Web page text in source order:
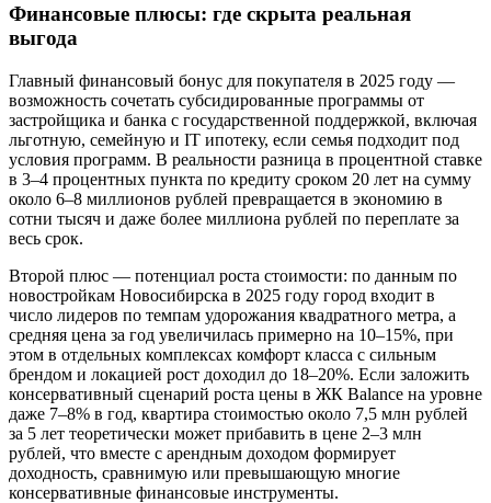
Финансовые плюсы: где скрыта реальная
выгода
Главный финансовый бонус для покупателя в 2025 году —
возможность сочетать субсидированные программы от
застройщика и банка с государственной поддержкой, включая
льготную, семейную и IT ипотеку, если семья подходит под
условия программ. В реальности разница в процентной ставке
в 3–4 процентных пункта по кредиту сроком 20 лет на сумму
около 6–8 миллионов рублей превращается в экономию в
сотни тысяч и даже более миллиона рублей по переплате за
весь срок.
Второй плюс — потенциал роста стоимости: по данным по
новостройкам Новосибирска в 2025 году город входит в
число лидеров по темпам удорожания квадратного метра, а
средняя цена за год увеличилась примерно на 10–15%, при
этом в отдельных комплексах комфорт класса с сильным
брендом и локацией рост доходил до 18–20%. Если заложить
консервативный сценарий роста цены в ЖК Balance на уровне
даже 7–8% в год, квартира стоимостью около 7,5 млн рублей
за 5 лет теоретически может прибавить в цене 2–3 млн
рублей, что вместе с арендным доходом формирует
доходность, сравнимую или превышающую многие
консервативные финансовые инструменты.